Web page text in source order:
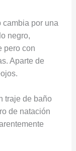
cambia por una
negro,
pero con
Aparte de
traje de baño
de natación